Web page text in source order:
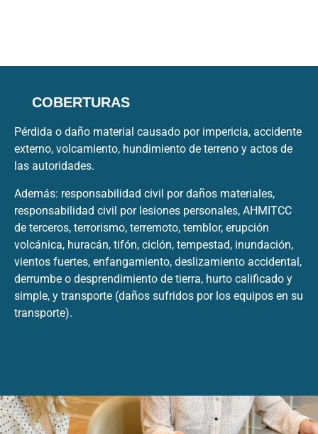
COBERTURAS
Pérdida o daño material causado por impericia, accidente
externo, volcamiento, hundimiento de terreno y actos de
las autoridades.
Además: responsabilidad civil por daños materiales,
responsabilidad civil por lesiones personales, AHMITCC
de terceros, terrorismo, terremoto, temblor, erupción
volcánica, huracán, tifón, ciclón, tempestad, inundación,
vientos fuertes, enfangamiento, deslizamiento accidental,
derrumbe o desprendimiento de tierra, hurto calificado y
simple, y transporte (daños sufridos por los equipos en su
transporte).